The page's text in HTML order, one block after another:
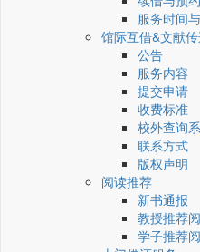
服务时间
馆际互借&文献
公告
服务内容
提交申请
收费标准
校外查询
联系方式
版权声明
阅读推荐
新书通报
教授推荐
学子推荐